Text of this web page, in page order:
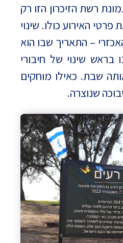
רשת הזיכרון הזו רק
האירוע כולו. שינוי
– התאריך שבו הוא
שינוי של חיבורי
שבת. כאילו מוחקים
שנוצרה.